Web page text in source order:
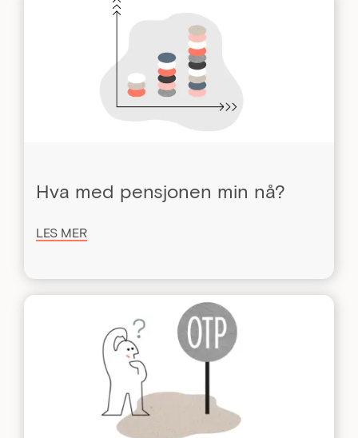
Hva med pensjonen min nå?
LES MER